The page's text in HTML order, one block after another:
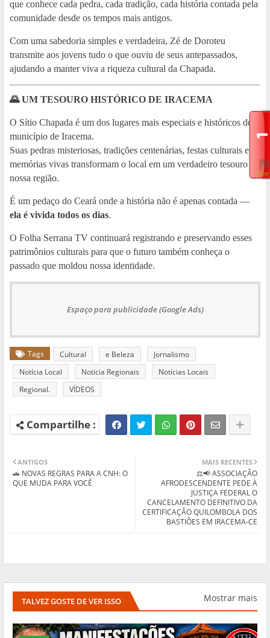
que conhece cada pedra, cada tradição, cada história contada pela
comunidade desde os tempos mais antigos.
Com uma sabedoria simples e verdadeira, Zé de Doroteu
transmite aos jovens tudo o que ouviu de seus antepassados,
ajudando a manter viva a riqueza cultural da Chapada.
🌄UM TESOURO HISTÓRICO DE IRACEMA
O Sítio Chapada é um dos lugares mais especiais e históricos do
município de Iracema.
Suas pedras misteriosas, tradições centenárias, festas culturais e
memórias vivas transformam o local em um verdadeiro tesouro da
nossa região.
É um pedaço do Ceará onde a história não é apenas contada —
ela é vivida todos os dias.
O Folha Serrana TV continuará registrando e preservando esses
patrimônios culturais para que o futuro também conheça o
passado que moldou nossa identidade.
Espaço para publicidade (Google Ads)
Tags Cultural e Beleza
Jornalismo
Notícia Local
Noticia Regionais
Notícias Locais
Regional.
VÍDEOS
MAIS RECENTES
⚖️📢 ASSOCIAÇÃO
AFRODESCENDENTE PEDE À
JUSTIÇA FEDERAL O
CANCELAMENTO DEFINITIVO DA
CERTIFICAÇÃO QUILOMBOLA DOS
BASTIÕES EM IRACEMA-CE
ANTIGOS
🚗 NOVAS REGRAS PARA A CNH: O
QUE MUDA PARA VOCÊ
TALVEZ GOSTE DE VER ISSO Mostrar mais